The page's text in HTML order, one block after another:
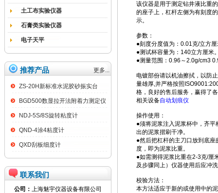
土工布实验仪器
石膏类实验仪器
电子天平
推荐产品 更多...
ZS-20H新标准水泥胶砂振实台
BGD500数显拉开法附着力测定仪
NDJ-5S/8S旋转粘度计
QND-4涂4粘度计
QXD刮板细度计
联系我们
公司： 上海魅宇仪器设备有限公司
该仪器是用于测定钻井液比重
的座子上，杠杆左侧为有刻度
示。
参数：
●刻度分度值为：0.01克/立方
●测试杯容量为：140立方厘米
●测量范围：0.96～2.0g/cm3
电镀部份请以机油擦拭，以防
量雄厚,并严格按照
格，良好的售后服务，赢得了
相关设备自动划痕仪
操作使用：
●须将泥浆注入泥浆杯中，齐
出的泥浆揩刷干净。
●然后把杠杆的主刀口放到底
度，即为泥浆比重。
●如需测得泥浆比重在2-3克/厘
及步骤同上）仪器使用后应冲
校验方法：
本方法适应于新的或使用中的